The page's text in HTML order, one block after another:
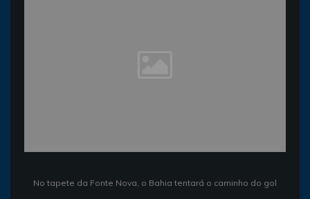
No tapete da Fonte Nova, o Bahia tentará o caminho do gol